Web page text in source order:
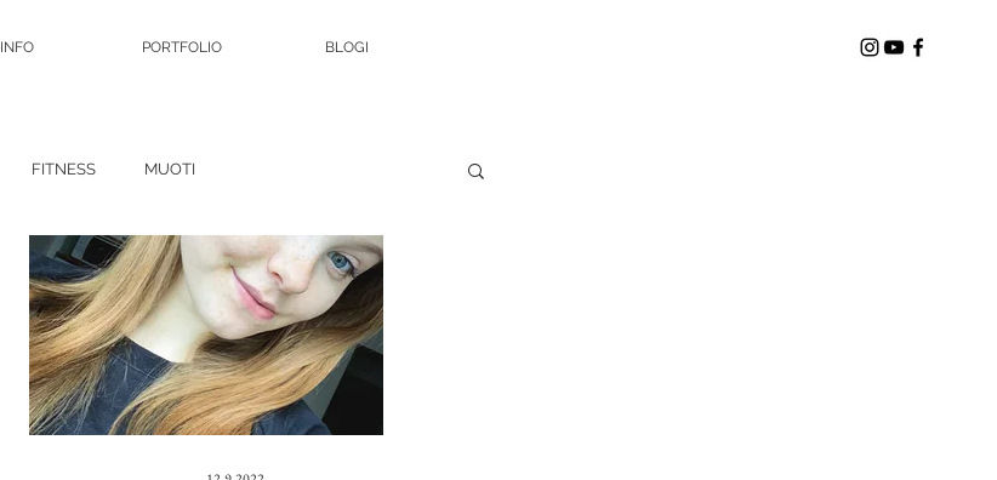
INFO PORTFOLIO BLOGI
FITNESS MUOTI